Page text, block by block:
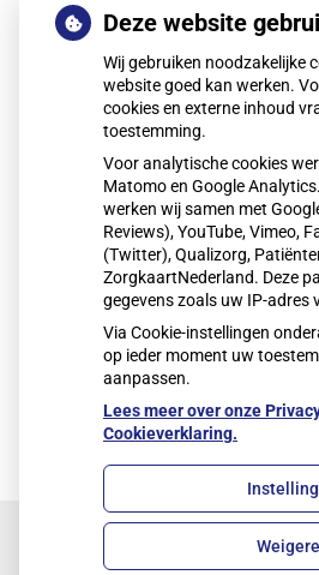
geneesmiddelen een bijwerking
Uiteraard wordt alle informatie
strikt vertrouwelijk behandeld.
Wanneer u andere ervaringen
het geneesmiddel wilt melden,
Meldpunt Medicijnen
van
bijvoorbeeld te denken aan
verpakking of bijsluiterteksten.
» Begin uw melding
Uw Zorg Online
Deze website
Wij gebruiken noodzakelijke
website goed kan werken.
cookies en externe inhoud
toestemming.
Voor analytische cookies
Matomo en Google
werken wij samen met
Reviews), YouTube, Vimeo,
(Twitter), Qualizorg,
ZorgkaartNederland. Deze
gegevens zoals uw IP-adres
Via Cookie-instellingen
op ieder moment uw
aanpassen.
Lees meer over onze
Cookieverklaring.